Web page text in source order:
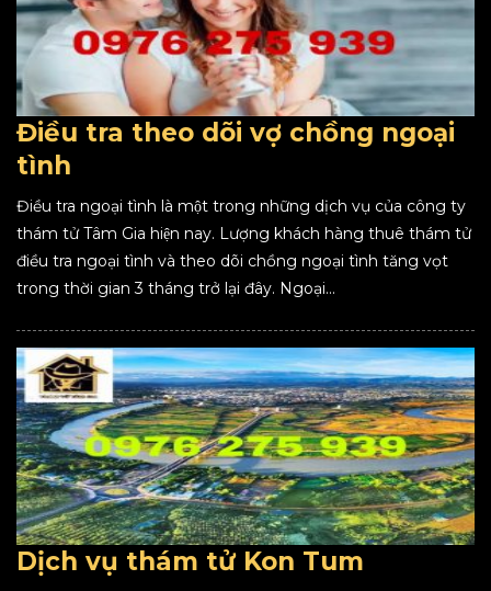
Điều tra theo dõi vợ chồng ngoại
tình
Điều tra ngoại tình là một trong những dịch vụ của công ty
thám tử Tâm Gia hiện nay. Lượng khách hàng thuê thám tử
điều tra ngoại tình và theo dõi chồng ngoại tình tăng vọt
trong thời gian 3 tháng trở lại đây. Ngoại...
Dịch vụ thám tử Kon Tum